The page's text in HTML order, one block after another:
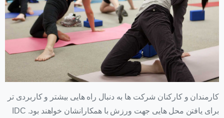
کارمندان و کارکنان شرکت ها به دنبال راه هایی بیشتر و کاربردی تر
برای یافتن محل هایی جهت ورزش با همکارانشان خواهند بود. IDC